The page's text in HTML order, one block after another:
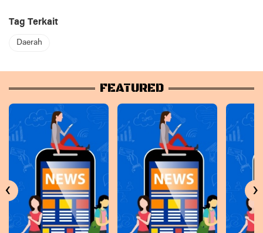
Tag Terkait
Daerah
FEATURED
‹ ›